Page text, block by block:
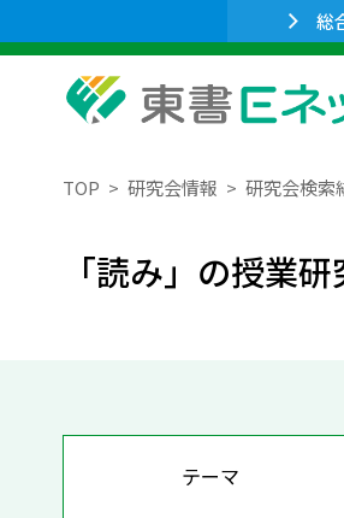
総
TOP 研究会情報 研究会検索
「読み」の授業
テーマ